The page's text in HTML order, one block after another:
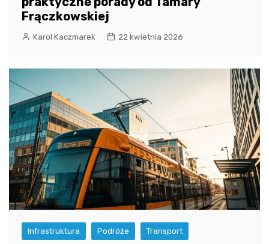
Frączkowskiej
Karol Kaczmarek 22 kwietnia 2026
Infrastruktura Podróże Transport